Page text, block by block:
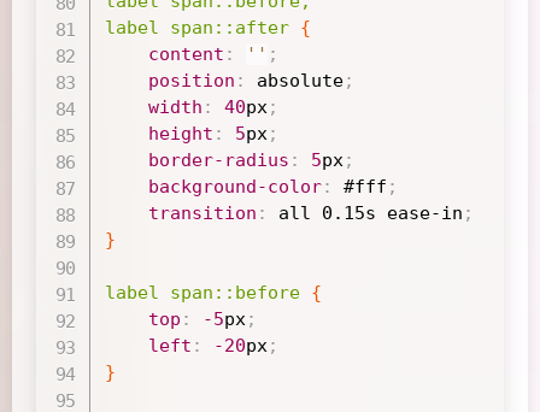
label span ::after {
content : '' ;
position : absolute;
width : 40px;
height : 5px;
border-radius : 5px;
background-color: #fff ;
transition : all 0.15s ease-in ;
}
label span ::before {
top : -5px;
left : -20px;
}